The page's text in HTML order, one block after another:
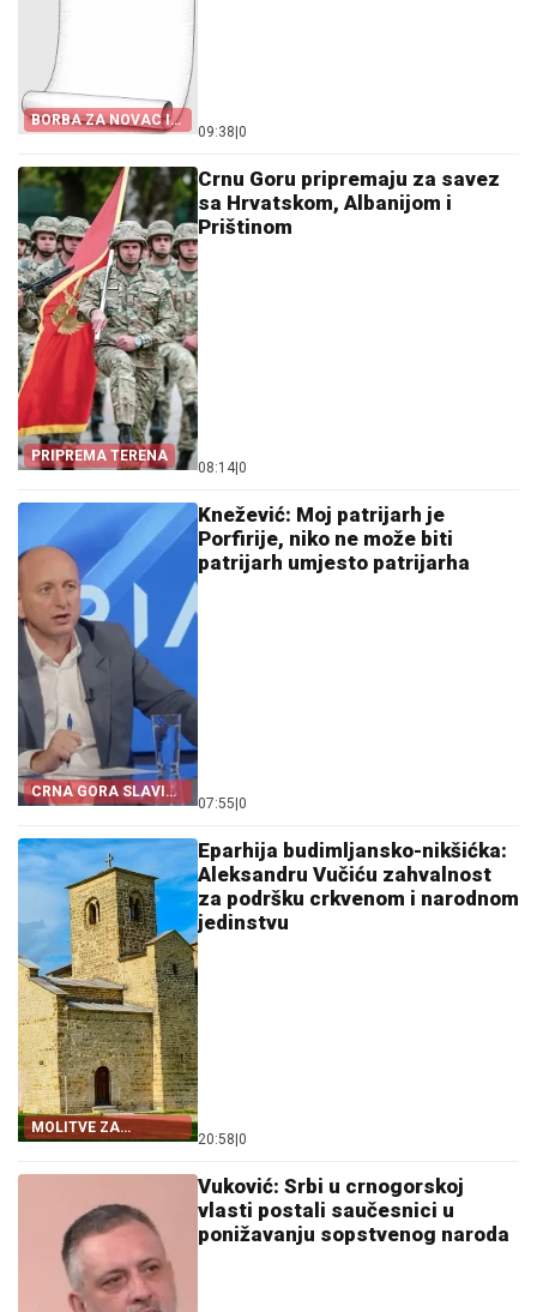
BORBA ZA NOVAC I
KANDIDATE
09:38 0
PRIPREMA TERENA
Crnu Goru pripremaju za savez
sa Hrvatskom, Albanijom i
Prištinom
08:14 0
CRNA GORA SLAVI
„OLUJU“
Knežević: Moj patrijarh je
Porfirije, niko ne može biti
patrijarh umjesto patrijarha
07:55 0
MOLITVE ZA
ZDRAVLJE I USPJEH
Eparhija budimljansko-nikšićka:
Aleksandru Vučiću zahvalnost
za podršku crkvenom i narodnom
jedinstvu
20:58 0
Vuković: Srbi u crnogorskoj
vlasti postali saučesnici u
ponižavanju sopstvenog naroda